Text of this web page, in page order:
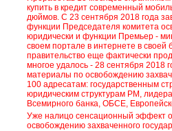
купить в кредит современный
дюймов. С 23 сентября 2018 года
функции Председателя комитета
юридически и функции Премьер -
своем портале в интернете в
правительство еще фактически
многое удалось - 28 сентября 2018
материалы по освобождению
100 адресатам: государственным
юридическим структурам РМ,
Всемирного банка, ОБСЕ,
Уже налицо сенсационный эффект
освобождению захваченного